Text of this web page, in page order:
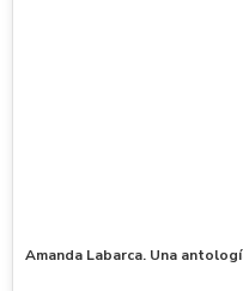
Amanda Labarca. Una